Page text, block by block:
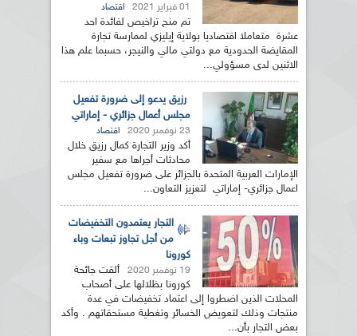
01 فبراير 2021 اقتصاد
تم منح تراخيص لفائدة احد
عشرة متعاملا اقتصاديا بولاية إيليزي لممارسة تجارة
المقايضة الحدودية مع دولتي مالي والنيجر، حسبما علم هذا
الاثنين لدى مسؤولي...
رزيق يدعو إلى ضرورة تفعيل
مجلس أعمال جزائري - إماراتي
23 نوفمبر 2020 اقتصاد
أكد وزير التجارة كمال رزيق خلال
محادثات أجراها مع سفير
الإمارات العربية المتحدة بالجزائر على ضرورة تفعيل مجلس
اعمال جزائري- إماراتي لتعزيز التعاون...
التجار يعتمدون التخفيضات
من أجل تجاوز تبعات وباء
كورونا
19 نوفمبر 2020
ألقت جائحة
كورونا بظلالها على أصحاب
المحلات الذين اضطروا إلى اعتماد تخفيضات في عدة
منتجات وذلك لتعويض الخسائر وتغطية مستحقاتهم . وأكد
بعض التجار بأن...